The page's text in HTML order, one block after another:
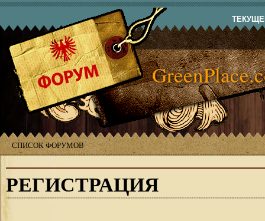
СПИСОК ФОРУМОВ
РЕГИСТРАЦИЯ